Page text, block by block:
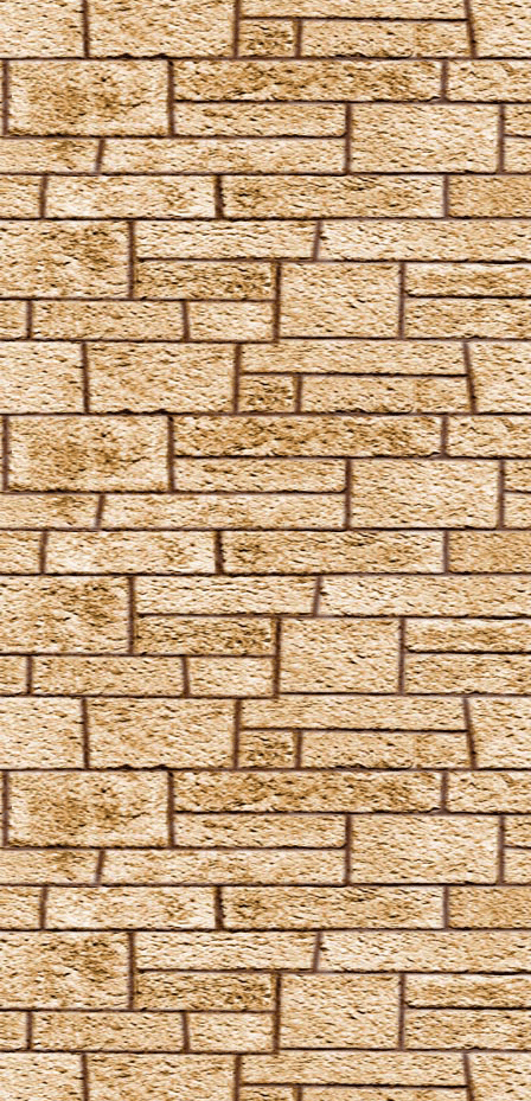
Heilzauber
Anapneo
Brackium Emendo
Eingeweide-Ausweide-Fluch
Enervate
Episkey
Ferula
Rennervate
Surgito
Vulnera Sanentur
Unverzeihliche Flüche
Avada Kedavra
Crucio
Imperio
Verteidigungszauber
Aqua Eructo
Arania Exumai
Arresto Momentum
Brachiabindo
Cave Inimicum
Confundo
Deletrius
Desillusio­nierungszauber
Duro
Emancipare
Entlifors
Expecto Patronum
Expelliarmus
Fianto Duri
Fidelius-Zauber
Finite Incantatem
Finite
Fumos
Goldene Flämmchen
Homenum revelio
Homorphus-Zauber
Immobilus
Impedimenta
Imperturbatio
Incarcerus
Inflatus
Liberacorpus
Muffliato
Nebulus
Partis Temporus
Peskiwichteli Pesternomi
Protego
Protego Diabolica
Protego Horribilis
Protego Maxima
Protego Totalum
Pullus
Relaschio
Repello Inimicum
Repello Muggeltum
Riddikulus
Salvio Hexia
Snufflifors
Türblockierende Flammen
Vermiculus
Vipera Evanesca